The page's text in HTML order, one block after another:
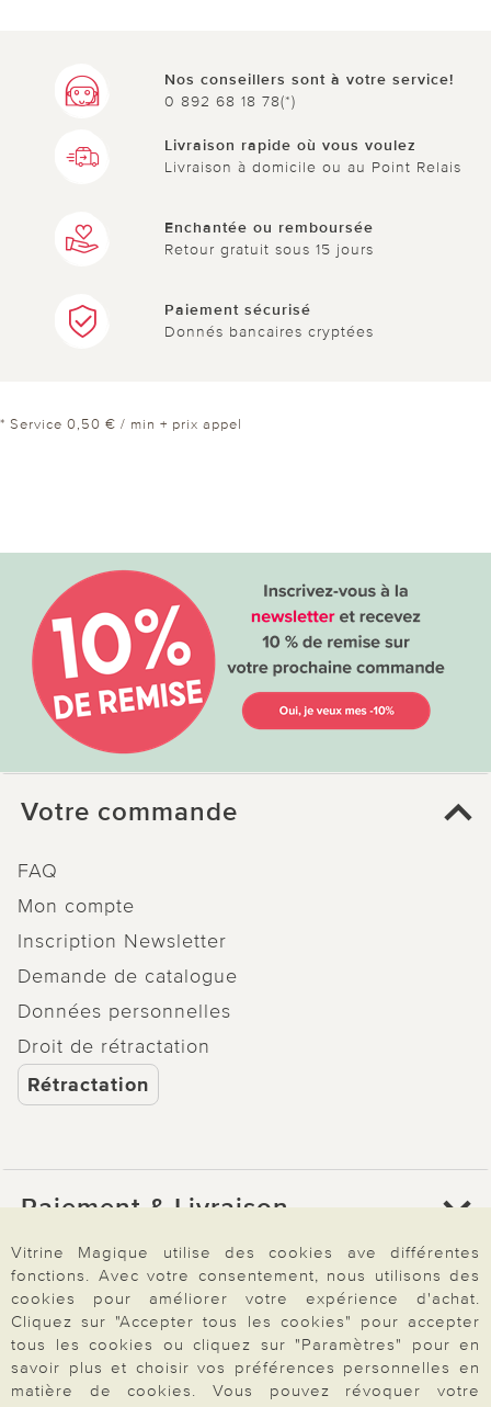
Nos conseillers sont à votre service!
0 892 68 18 78(*)
Livraison rapide où vous voulez
Livraison à domicile ou au Point Relais
Enchantée ou remboursée
Retour gratuit sous 15 jours
Paiement sécurisé
Donnés bancaires cryptées
* Service 0,50 € / min + prix appel
Votre commande
FAQ
Mon compte
Inscription Newsletter
Demande de catalogue
Données personnelles
Droit de rétractation
Rétractation
Paiement & Livraison
À propos de nous
Besoin d'aide?
Vitrine Magique utilise des cookies ave différentes
fonctions. Avec votre consentement, nous utilisons des
cookies pour améliorer votre expérience d'achat.
Cliquez sur "Accepter tous les cookies" pour accepter
tous les cookies ou cliquez sur "Paramètres" pour en
savoir plus et choisir vos préférences personnelles en
matière de cookies. Vous pouvez révoquer votre